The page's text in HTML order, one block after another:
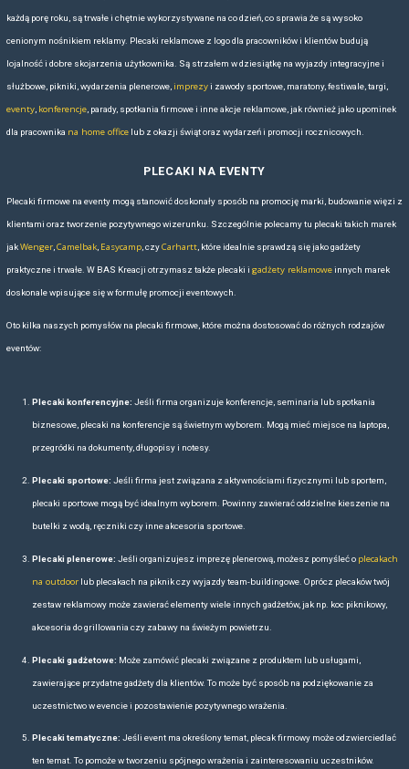
które doskonale nadają się na treningi czy wyjazdy integracyjne, a
i biznesowe zaprojektowane z myślą o profesjonalistach
spotkaniach branżowych. Nie brakuje także kompaktowych toreb typu
częściej wykorzystywane są w roli gustownych upominków
BRANDINGOWYCH
Torby tej marki zyskują uznanie w kampaniach reklamowych
uniwersalności i atrakcyjnemu wzornictwu, które można łatwo
wizualnej firmy. Odpowiednio dobrany model, z nadrukowanym logo
oczach odbiorców. Coraz częściej torby Lefrik wykorzystywane są
dla nowych pracowników czy uczestników programów
Nie można również pominąć roli, jaką odgrywają w działaniach CSR
inwestuje w odpowiedzialne rozwiązania i troszczy się o
znacząco podnieść wartość oferty, a przy tym wywołać autentyczne
trwałe relacje biznesowe.
TORBA NA EVENT, KONFERENCJE,
W świecie biznesowym torby Lefrik znajdują zastosowanie zarówno